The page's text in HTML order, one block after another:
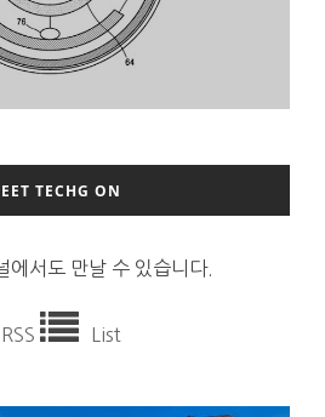
TECHG ON
에서도 만날 수 있습니다.
RSS List